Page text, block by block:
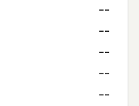
--
--
--
--
--